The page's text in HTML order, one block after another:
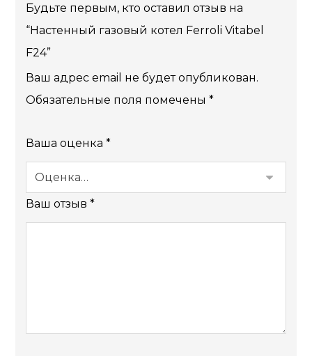
Будьте первым, кто оставил отзыв на
“Настенный газовый котел Ferroli Vitabel
F24”
Ваш адрес email не будет опубликован.
Обязательные поля помечены*
Ваша оценка*
Ваш отзыв*